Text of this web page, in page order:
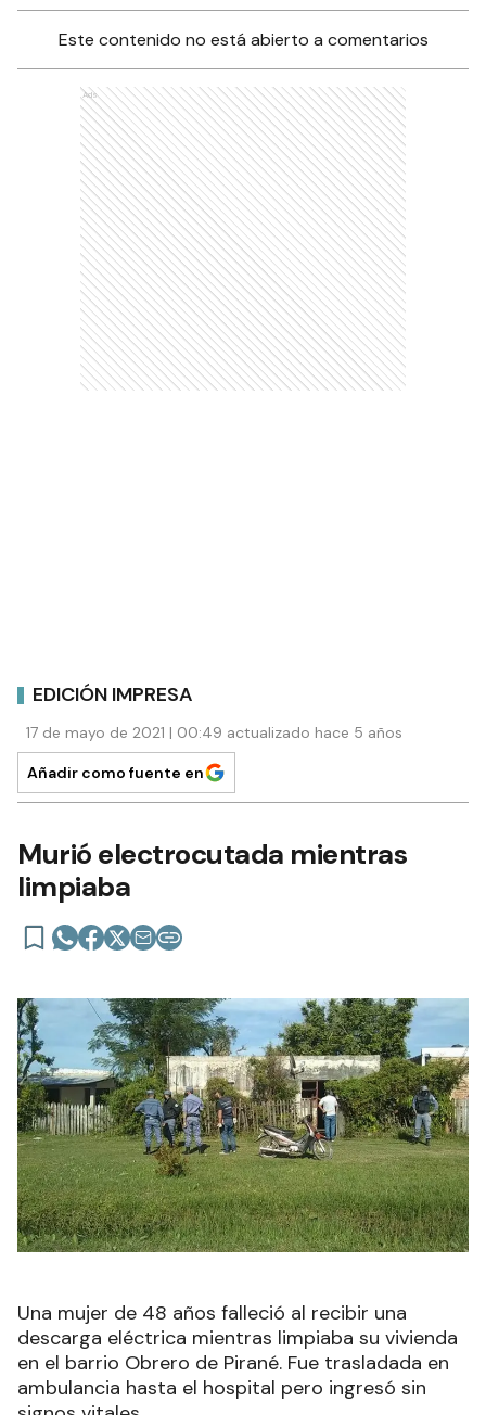
Este contenido no está abierto a comentarios
Ads
EDICIÓN IMPRESA
17 de mayo de 2021 | 00:49 actualizado hace 5 años
Añadir como fuente en
Murió electrocutada mientras
limpiaba
Una mujer de 48 años falleció al recibir una
descarga eléctrica mientras limpiaba su vivienda
en el barrio Obrero de Pirané. Fue trasladada en
ambulancia hasta el hospital pero ingresó sin